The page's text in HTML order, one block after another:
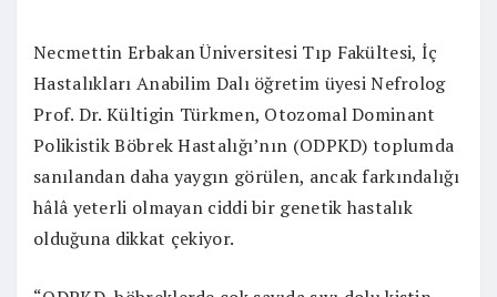
Necmettin Erbakan Üniversitesi Tıp Fakültesi, İç
Hastalıkları Anabilim Dalı öğretim üyesi Nefrolog
Prof. Dr. Kültigin Türkmen, Otozomal Dominant
Polikistik Böbrek Hastalığı’nın (ODPKD) toplumda
sanılandan daha yaygın görülen, ancak farkındalığı
hâlâ yeterli olmayan ciddi bir genetik hastalık
olduğuna dikkat çekiyor.